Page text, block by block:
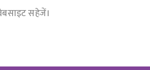
सहेजें।